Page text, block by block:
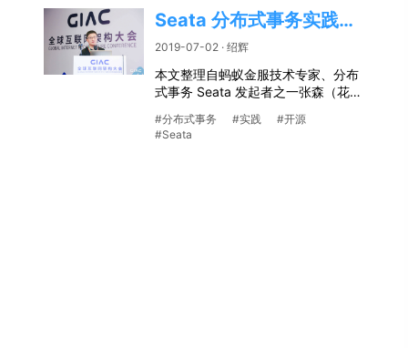
Seata 分布式事务实践和开源详解 | GIAC 实录
2019-07-02 · 绍辉
本文整理自蚂蚁金服技术专家、分布
式事务 Seata 发起者之一张森（花
大会的分享。
#分布式事务 #实践
#开源
#Seata